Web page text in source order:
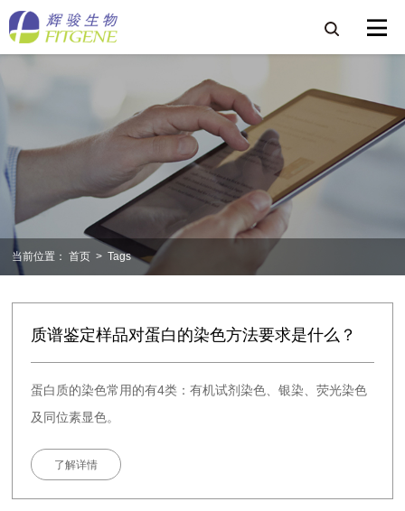
当前位置： 首页 > Tags
质谱鉴定样品对蛋白的染色方法要求是什么？
蛋白质的染色常用的有4类：有机试剂染色、银染、荧光染色
及同位素显色。
了解详情